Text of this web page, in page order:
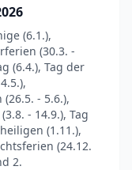
(6.1.),
(30.3. -
(6.4.), Tag der
- 5.6.),
- 14.9.), Tag
(1.11.),
(24.12.
2.